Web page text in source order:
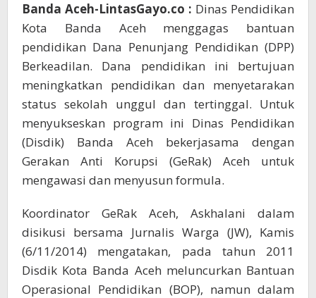
Banda Aceh-LintasGayo.co : Dinas Pendidikan
Kota Banda Aceh menggagas bantuan
pendidikan Dana Penunjang Pendidikan (DPP)
Berkeadilan. Dana pendidikan ini bertujuan
meningkatkan pendidikan dan menyetarakan
status sekolah unggul dan tertinggal. Untuk
menyukseskan program ini Dinas Pendidikan
(Disdik) Banda Aceh bekerjasama dengan
Gerakan Anti Korupsi (GeRak) Aceh untuk
mengawasi dan menyusun formula.
Koordinator GeRak Aceh, Askhalani dalam
disikusi bersama Jurnalis Warga (JW), Kamis
(6/11/2014) mengatakan, pada tahun 2011
Disdik Kota Banda Aceh meluncurkan Bantuan
Operasional Pendidikan (BOP), namun dalam